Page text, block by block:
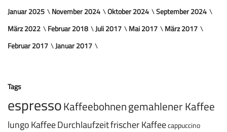
Januar 2025
November 2024 Oktober 2024
September 2024
März 2022
Februar 2018 Juli 2017 Mai 2017
März 2017
Februar 2017
Januar 2017
Tags
espressoKaffeebohnengemahlener Kaffee
lungoKaffeeDurchlaufzeitfrischer Kaffeecappuccino